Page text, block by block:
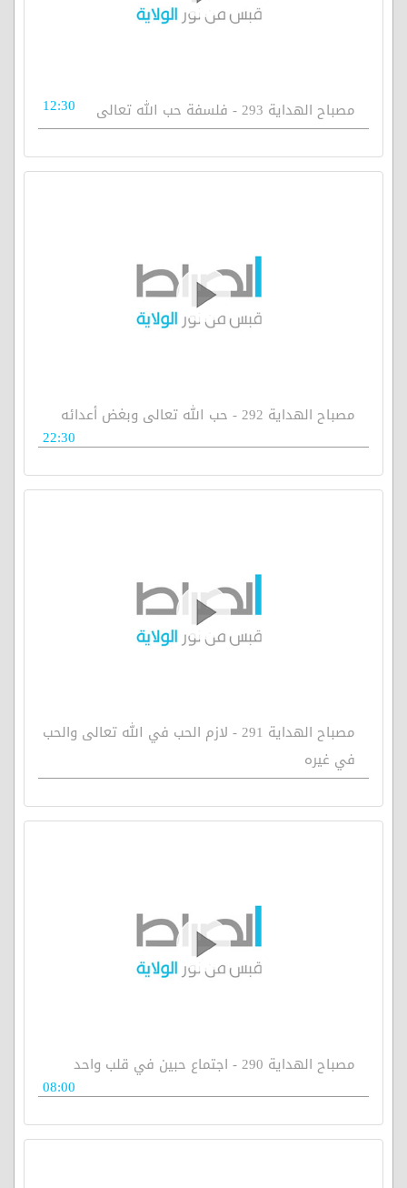
مصباح الهداية 293 - فلسفة حب الله تعالى 12:30
مصباح الهداية 292 - حب الله تعالى وبغض أعدائه
22:30
مصباح الهداية 291 - لازم الحب في الله تعالى والحب
في غيره
مصباح الهداية 290 - اجتماع حبين في قلب واحد
08:00